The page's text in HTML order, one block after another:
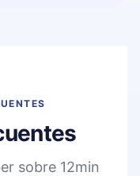
sobre 12min